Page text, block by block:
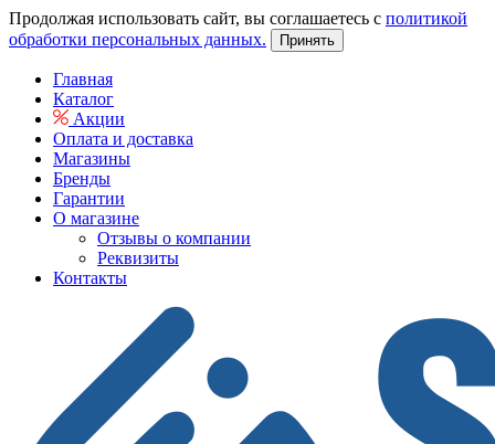
Продолжая использовать сайт, вы соглашаетесь с политикой
обработки персональных данных.
Принять
Главная
Каталог
Акции
Оплата и доставка
Магазины
Бренды
Гарантии
О магазине
Отзывы о компании
Реквизиты
Контакты